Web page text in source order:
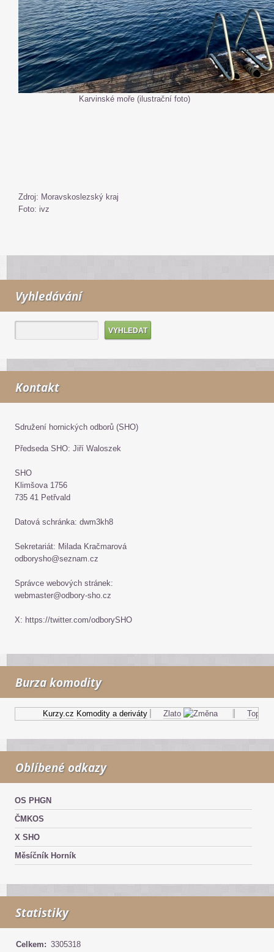
Karvinské moře (ilustrační foto)
Zdroj: Moravskoslezský kraj
Foto: ivz
Vyhledávání
Kontakt
Sdružení hornických odborů (SHO)
Předseda SHO: Jiří Waloszek
SHO
Klimšova 1756
735 41 Petřvald
Datová schránka: dwm3kh8
Sekretariát: Milada Kračmarová
odborysho@seznam.cz
Správce webových stránek:
webmaster@odbory-sho.cz
X: https://twitter.com/odborySHO
Burza komodity
Kurzy.cz Komodity a deriváty Zlato Topný
Oblíbené odkazy
OS PHGN
ČMKOS
X SHO
Měsíčník Horník
Statistiky
Celkem: 3305318